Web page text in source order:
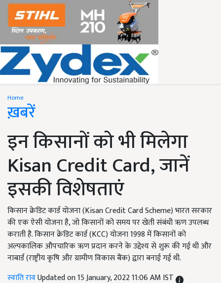
Home
ख़बरें
इन किसानों को भी मिलेगा
Kisan Credit Card, जानें
इसकी विशेषताएं
किसान क्रेडिट कार्ड योजना (Kisan Credit Card Scheme) भारत सरकार
की एक ऐसी योजना है, जो किसानों को समय पर खेती संबंधी ऋण उपलब्ध
कराती है. किसान क्रेडिट कार्ड (KCC) योजना 1998 में किसानों को
अल्पकालिक औपचारिक ऋण प्रदान करने के उद्देश्य से शुरू की गई थी और
नाबार्ड (राष्ट्रीय कृषि और ग्रामीण विकास बैंक) द्वारा बनाई गई थी.
स्वाति रावUpdated on 15 January, 2022 11:06 AM IST